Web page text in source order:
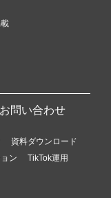
問い合わせ
資料ダウンロード
ン
TikTok運用